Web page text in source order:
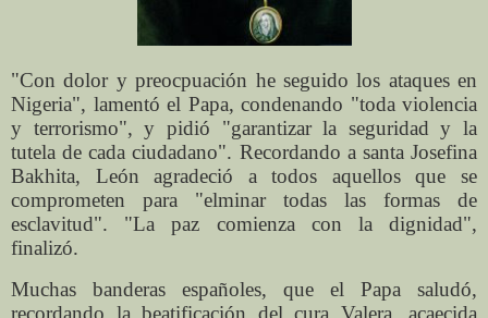
"Con dolor y preocpuación he seguido los ataques en
Nigeria", lamentó el Papa, condenando "toda violencia
y terrorismo", y pidió "garantizar la seguridad y la
tutela de cada ciudadano". Recordando a santa Josefina
Bakhita, León agradeció a todos aquellos que se
comprometen para "elminar todas las formas de
esclavitud". "La paz comienza con la dignidad",
finalizó.
Muchas banderas españoles, que el Papa saludó,
recordando la beatificación del cura Valera, acaecida